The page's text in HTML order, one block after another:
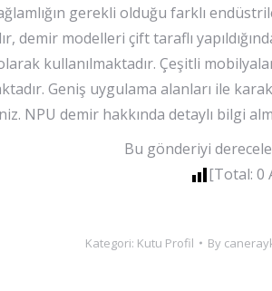
gerekli olduğu farklı
demir modelleri çift taraflı
kullanılmaktadır. Çeşitli
Geniş uygulama alanları ile
NPU demir hakkında detaylı bilgi
Bu gönderiyi
[Total: 0
Kategori: Kutu Profil By